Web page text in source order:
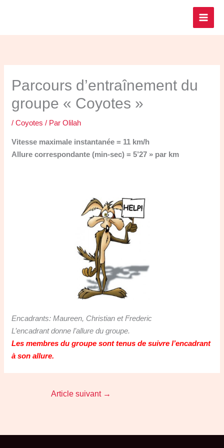
Parcours d’entraînement du
groupe « Coyotes »
/Coyotes / ParOlilah
Vitesse maximale instantanée = 11 km/h
Allure correspondante (min-sec) = 5’27 » par km
Encadrants: Maureen, Christian et Frederic
L’encadrant donne l’allure du groupe.
Les membres du groupe sont tenus de suivre l’encadrant
à son allure.
Article suivant →